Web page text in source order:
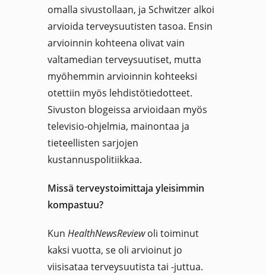
omalla sivustollaan, ja Schwitzer alkoi
arvioida terveysuutisten tasoa. Ensin
arvioinnin kohteena olivat vain
valtamedian terveysuutiset, mutta
myöhemmin arvioinnin kohteeksi
otettiin myös lehdistötiedotteet.
Sivuston blogeissa arvioidaan myös
televisio-ohjelmia, mainontaa ja
tieteellisten sarjojen
kustannuspolitiikkaa.
Missä terveystoimittaja yleisimmin
kompastuu?
Kun HealthNewsReviewoli toiminut
kaksi vuotta, se oli arvioinut jo
viisisataa terveysuutista tai -juttua.